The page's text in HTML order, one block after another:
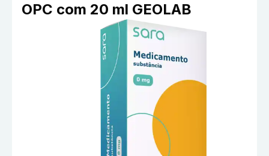
OPC com 20 ml GEOLAB